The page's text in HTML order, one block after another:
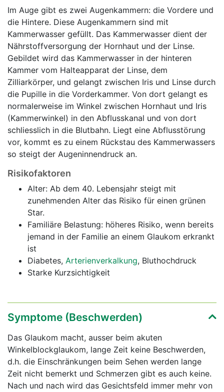
Im Auge gibt es zwei Augenkammern: die Vordere und
die Hintere. Diese Augenkammern sind mit
Kammerwasser gefüllt. Das Kammerwasser dient der
Nährstoffversorgung der Hornhaut und der Linse.
Gebildet wird das Kammerwasser in der hinteren
Kammer vom Halteapparat der Linse, dem
Zilliarkörper, und gelangt zwischen Iris und Linse durch
die Pupille in die Vorderkammer. Von dort gelangt es
normalerweise im Winkel zwischen Hornhaut und Iris
(Kammerwinkel) in den Abflusskanal und von dort
schliesslich in die Blutbahn. Liegt eine Abflusstörung
vor, kommt es zu einem Rückstau des Kammerwassers
so steigt der Augeninnendruck an.
Risikofaktoren
Alter: Ab dem 40. Lebensjahr steigt mit
zunehmenden Alter das Risiko für einen grünen
Star.
Familiäre Belastung: höheres Risiko, wenn bereits
jemand in der Familie an einem Glaukom erkrankt
ist
Diabetes, Arterienverkalkung, Bluthochdruck
Starke Kurzsichtigkeit
Symptome (Beschwerden)
Das Glaukom macht, ausser beim akuten
Winkelblockglaukom, lange Zeit keine Beschwerden,
d.h. die Einschränkungen beim Sehen werden lange
Zeit nicht bemerkt und Schmerzen gibt es auch keine.
Nach und nach wird das Gesichtsfeld immer mehr von